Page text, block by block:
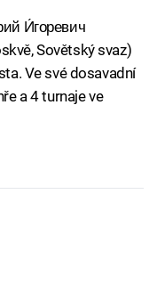
И́горевич
Sovětský svaz)
Ve své dosavadní
a 4 turnaje ve